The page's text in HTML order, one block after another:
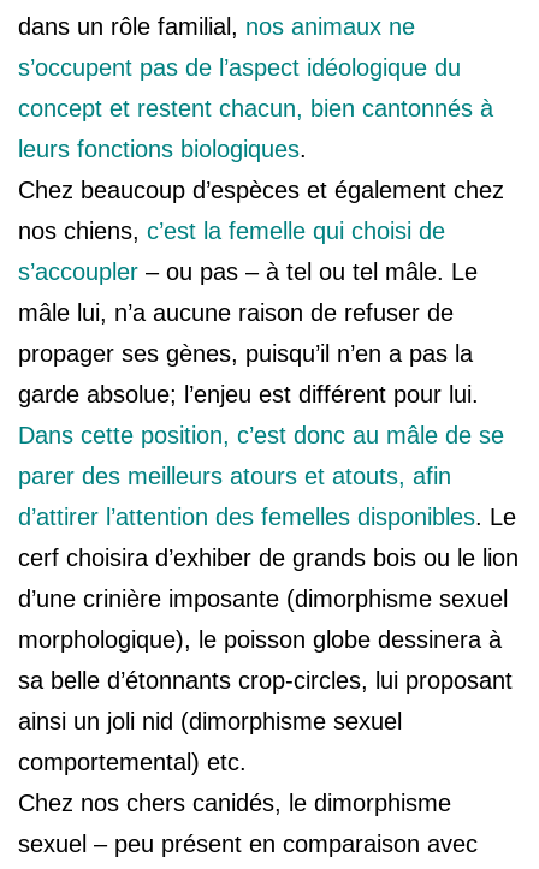
dans un rôle familial, nos animaux ne
s’occupent pas de l’aspect idéologique du
concept et restent chacun, bien cantonnés à
leurs fonctions biologiques.
Chez beaucoup d’espèces et également chez
nos chiens, c’est la femelle qui choisi de
s’accoupler – ou pas – à tel ou tel mâle. Le
mâle lui, n’a aucune raison de refuser de
propager ses gènes, puisqu’il n’en a pas la
garde absolue; l’enjeu est différent pour lui.
Dans cette position, c’est donc au mâle de se
parer des meilleurs atours et atouts, afin
d’attirer l’attention des femelles disponibles. Le
cerf choisira d’exhiber de grands bois ou le lion
d’une crinière imposante (dimorphisme sexuel
morphologique), le poisson globe dessinera à
sa belle d’étonnants crop-circles, lui proposant
ainsi un joli nid (dimorphisme sexuel
comportemental) etc.
Chez nos chers canidés, le dimorphisme
sexuel – peu présent en comparaison avec